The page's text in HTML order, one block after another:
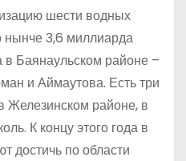
шести водных
нынче 3,6 миллиарда
в Баянаульском районе –
и Аймаутова. Есть три
Железинском районе, в
К концу этого года в
достичь по области